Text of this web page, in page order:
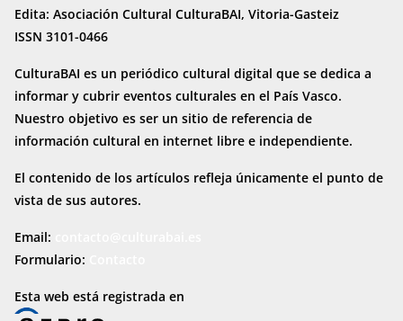
Edita: Asociación Cultural CulturaBAI, Vitoria-Gasteiz
ISSN 3101-0466
CulturaBAI es un periódico cultural digital que se dedica a
informar y cubrir eventos culturales en el País Vasco.
Nuestro objetivo es ser un sitio de referencia de
información cultural en internet libre e independiente.
El contenido de los artículos refleja únicamente el punto de
vista de sus autores.
Email:
Formulario:
Esta web está registrada en